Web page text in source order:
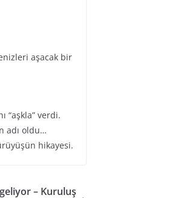
aşacak bir
“aşkla” verdi.
adı oldu…
hikayesi.
– Kuruluş